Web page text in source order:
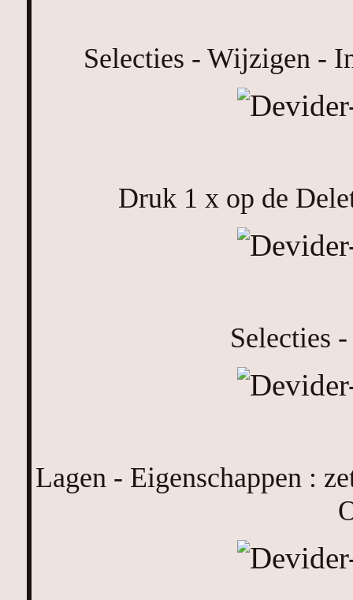
Selecties - Wijzigen -
Druk 1 x op de
Selecties
Lagen - Eigenschappen :